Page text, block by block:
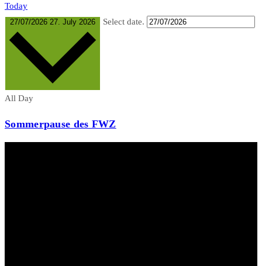
Today
27/07/2026 27. July 2026 Select date.
All Day
Sommerpause des FWZ